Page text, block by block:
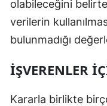
olabileceğini
verilerin
bulunmadığı
İŞVERENLER
Kararla birlikte